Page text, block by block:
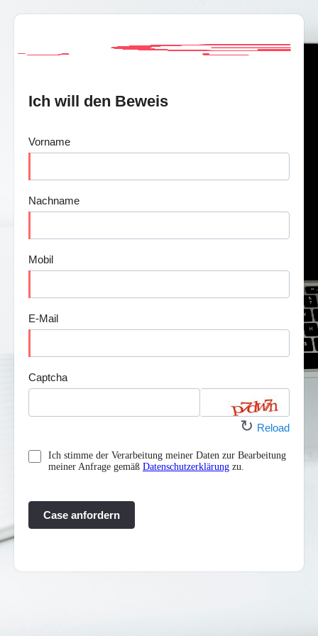
Ich will den Beweis
Vorname
Nachname
Mobil
E-Mail
Captcha
↻ Reload
Ich stimme der Verarbeitung meiner Daten zur Bearbeitung
meiner Anfrage gemäß Datenschutzerklärung zu.